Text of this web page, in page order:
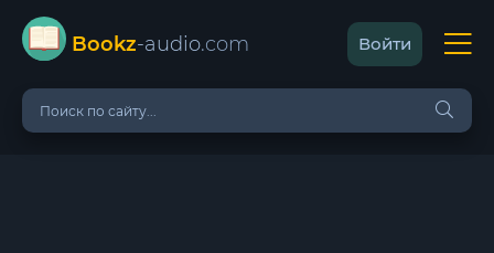
Bookz-audio.com Войти